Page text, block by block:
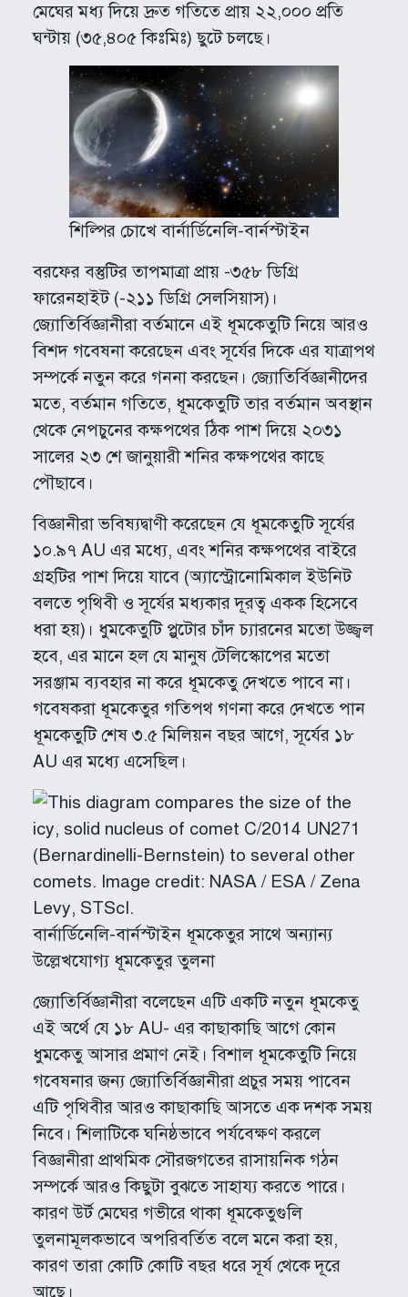
মেঘের মধ্য দিয়ে দ্রুত গতিতে প্রায় ২২,০০০ প্রতি
ঘন্টায় (৩৫,৪০৫ কিঃমিঃ) ছুটে চলছে।
শিল্পির চোখে বার্নার্ডিনেলি-বার্নস্টাইন
বরফের বস্তুটির তাপমাত্রা প্রায় -৩৫৮ ডিগ্রি
ফারেনহাইট (-২১১ ডিগ্রি সেলসিয়াস)।
জ্যোতির্বিজ্ঞানীরা বর্তমানে এই ধূমকেতুটি নিয়ে আরও
বিশদ গবেষনা করেছেন এবং সূর্যের দিকে এর যাত্রাপথ
সম্পর্কে নতুন করে গননা করছেন। জ্যোতির্বিজ্ঞানীদের
মতে, বর্তমান গতিতে, ধূমকেতুটি তার বর্তমান অবস্থান
থেকে নেপচুনের কক্ষপথের ঠিক পাশ দিয়ে ২০৩১
সালের ২৩ শে জানুয়ারী শনির কক্ষপথের কাছে
পৌছাবে।
বিজ্ঞানীরা ভবিষ্যদ্বাণী করেছেন যে ধূমকেতুটি সূর্যের
১০.৯৭ AU এর মধ্যে, এবং শনির কক্ষপথের বাইরে
গ্রহটির পাশ দিয়ে যাবে (অ্যাস্ট্রোনোমিকাল ইউনিট
বলতে পৃথিবী ও সূর্যের মধ্যকার দূরত্ব একক হিসেবে
ধরা হয়)। ধুমকেতুটি প্লুটোর চাঁদ চ্যারনের মতো উজ্জ্বল
হবে, এর মানে হল যে মানুষ টেলিস্কোপের মতো
সরঞ্জাম ব্যবহার না করে ধূমকেতু দেখতে পাবে না।
গবেষকরা ধূমকেতুর গতিপথ গণনা করে দেখতে পান
ধূমকেতুটি শেষ ৩.৫ মিলিয়ন বছর আগে, সূর্যের ১৮
AU এর মধ্যে এসেছিল।
বার্নার্ডিনেলি-বার্নস্টাইন ধূমকেতুর সাথে অন্যান্য
উল্লেখযোগ্য ধূমকেতুর তুলনা
জ্যোতির্বিজ্ঞানীরা বলেছেন এটি একটি নতুন ধূমকেতু
এই অর্থে যে ১৮ AU- এর কাছাকাছি আগে কোন
ধুমকেতু আসার প্রমাণ নেই। বিশাল ধূমকেতুটি নিয়ে
গবেষনার জন্য জ্যোতির্বিজ্ঞানীরা প্রচুর সময় পাবেন
এটি পৃথিবীর আরও কাছাকাছি আসতে এক দশক সময়
নিবে। শিলাটিকে ঘনিষ্ঠভাবে পর্যবেক্ষণ করলে
বিজ্ঞানীরা প্রাথমিক সৌরজগতের রাসায়নিক গঠন
সম্পর্কে আরও কিছুটা বুঝতে সাহায্য করতে পারে।
কারণ উর্ট মেঘের গভীরে থাকা ধূমকেতুগুলি
তুলনামূলকভাবে অপরিবর্তিত বলে মনে করা হয়,
কারণ তারা কোটি কোটি বছর ধরে সূর্য থেকে দূরে
আছে।